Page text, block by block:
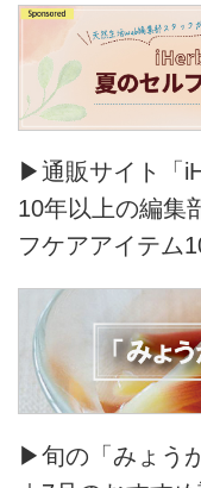
▶通販サイト「
10年以上の編集
フケアアイテム
▶旬の「みょう